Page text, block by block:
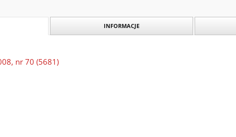
INFORMACJE
nr 70 (5681)